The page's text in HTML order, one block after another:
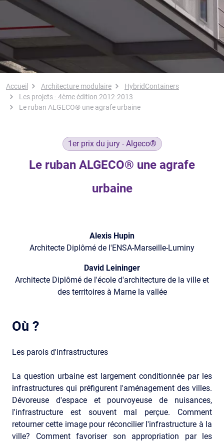
Fil d'Ariane
Accueil Architecture modulaire
HybridContainers
Les projets - 4ème édition 2012-2013
Le ruban ALGECO® une agrafe urbaine
1er prix du jury - Algeco®
Le ruban ALGECO® une agrafe
urbaine
Alexis Hupin
Architecte Diplômé de l'ENSA-Marseille-Luminy
David Leininger
Architecte Diplômé de l'école d'architecture de la ville et
des territoires à Marne la vallée
Où ?
Les parois d'infrastructures
La question urbaine est largement conditionnée par les
infrastructures qui préfigurent l'aménagement des villes.
Dévoreuse d'espace et pourvoyeuse de nuisances,
l'infrastructure est souvent mal perçue. Comment
retourner cette image pour réconcilier l'infrastructure à la
ville? Comment favoriser son appropriation par les